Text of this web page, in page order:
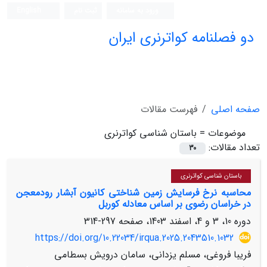
دو فصلنامه کواترنری ایران
صفحه اصلی
فهرست مقالات
موضوعات = باستان شناسی کواترنری
تعداد مقالات:
30
باستان شناسی کواترنری
محاسبه نرخ فرسایش زمین شناختی کانیون آبشار رودمعجن
در خراسان رضوی بر اساس معادله کوربل
دوره 10، 3 و 4، اسفند 1403، صفحه
297-314
https://doi.org/10.22034/irqua.2025.2043510.1032
فریبا فروغی، مسلم یزدانی، سامان درویش بسطامی